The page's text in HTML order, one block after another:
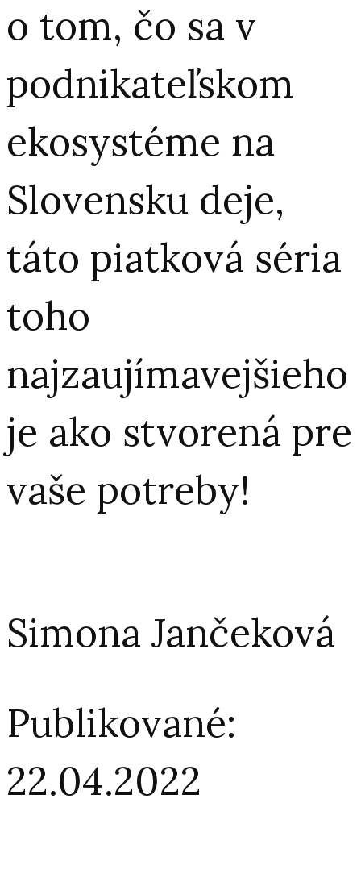
o tom, čo sa v
podnikateľskom
ekosystéme na
Slovensku deje,
táto piatková séria
toho
najzaujímavejšieho
je ako stvorená pre
vaše potreby!
Simona Jančeková
Publikované:
22.04.2022